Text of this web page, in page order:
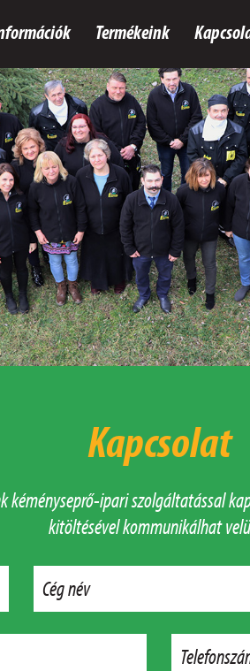
Termékeink
Kapcsolat
kéményseprő-ipari szolgáltatással
kitöltésével kommunikálhat
Cég név